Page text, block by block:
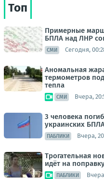
Топ
Примерные
БПЛА над ЛНР
СМИ Сегодня,
Аномальная
термометров
тепла
СМИ Вчера,
3 человека
украинских
ПАБЛИКИ Вчера,
Трогательная
идёт на
ПАБЛИКИ